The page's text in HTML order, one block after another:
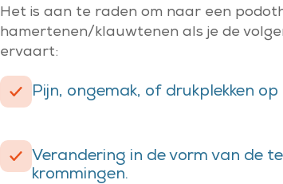
Het is aan te raden om naar een
hamertenen/klauwtenen als je de
ervaart:
Pijn, ongemak, of drukplekken op
Verandering in de vorm van de
krommingen.